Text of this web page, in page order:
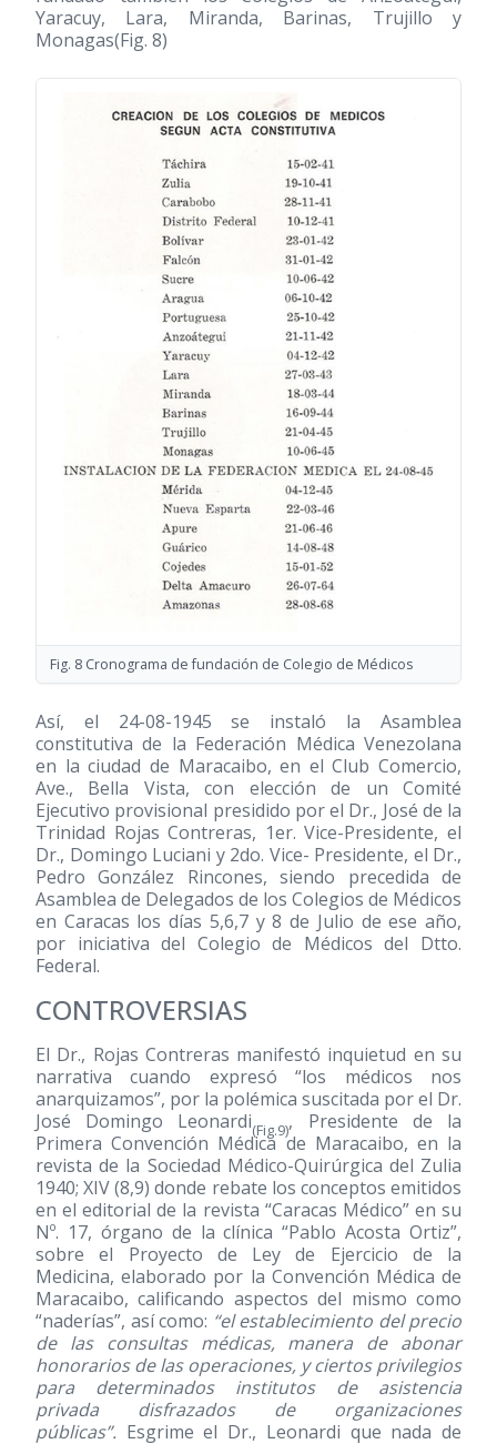
Yaracuy, Lara, Miranda, Barinas, Trujillo y
Monagas(Fig. 8)
Fig. 8 Cronograma de fundación de Colegio de Médicos
Así, el 24-08-1945 se instaló la Asamblea
constitutiva de la Federación Médica Venezolana
en la ciudad de Maracaibo, en el Club Comercio,
Ave., Bella Vista, con elección de un Comité
Ejecutivo provisional presidido por el Dr., José de la
Trinidad Rojas Contreras, 1er. Vice-Presidente, el
Dr., Domingo Luciani y 2do. Vice- Presidente, el Dr.,
Pedro González Rincones, siendo precedida de
Asamblea de Delegados de los Colegios de Médicos
en Caracas los días 5,6,7 y 8 de Julio de ese año,
por iniciativa del Colegio de Médicos del Dtto.
Federal.
CONTROVERSIAS
El Dr., Rojas Contreras manifestó inquietud en su
narrativa cuando expresó “los médicos nos
anarquizamos”, por la polémica suscitada por el Dr.
José Domingo Leonardi(Fig.9), Presidente de la
Primera Convención Médica de Maracaibo, en la
revista de la Sociedad Médico-Quirúrgica del Zulia
1940; XIV(8,9) donde rebate los conceptos emitidos
en el editorial de la revista “Caracas Médico” en su
Nº. 17, órgano de la clínica “Pablo Acosta Ortiz”,
sobre el Proyecto de Ley de Ejercicio de la
Medicina, elaborado por la Convención Médica de
Maracaibo, calificando aspectos del mismo como
“naderías”, así como: “el establecimiento del precio
de las consultas médicas, manera de abonar
honorarios de las operaciones, y ciertos privilegios
para determinados institutos de asistencia
privada disfrazados de organizaciones
públicas”. Esgrime el Dr., Leonardi que nada de